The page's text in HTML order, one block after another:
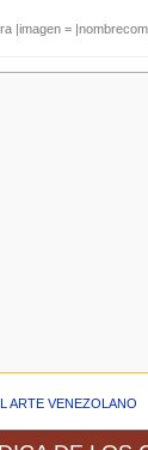
=
ARTE VENEZOLANO